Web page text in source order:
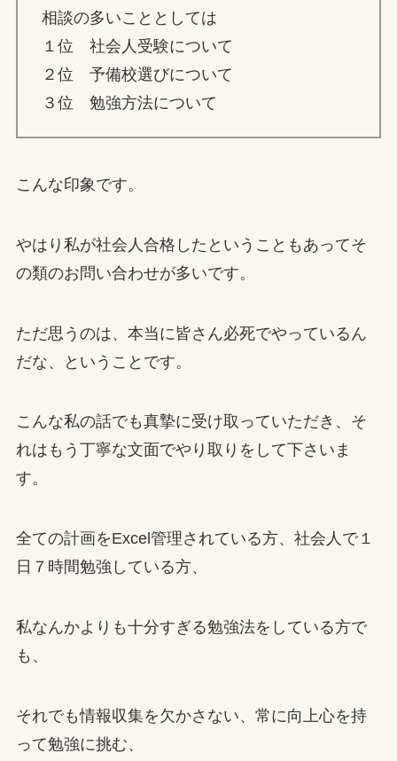
相談の多いこととしては
１位 社会人受験について
２位 予備校選びについて
３位 勉強方法について
こんな印象です。
やはり私が社会人合格したということもあってそ
の類のお問い合わせが多いです。
ただ思うのは、本当に皆さん必死でやっているん
だな、ということです。
こんな私の話でも真摯に受け取っていただき、そ
れはもう丁寧な文面でやり取りをして下さいま
す。
全ての計画をExcel管理されている方、社会人で１
日７時間勉強している方、
私なんかよりも十分すぎる勉強法をしている方で
も、
それでも情報収集を欠かさない、常に向上心を持
って勉強に挑む、